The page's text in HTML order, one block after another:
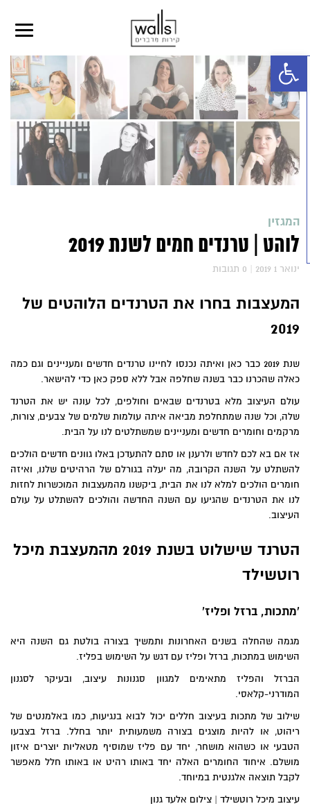
פתח סרגל נגישות
המגזין
לוהט | טרנדים חמים לשנת 2019
2019 ינואר 1 |
0תגובות
המעצבות בחרו את הטרנדים הלוהטים של
2019
שנת 2019 כבר כאן ואיתה נכנסו לחיינו טרנדים חדשים ומעניינים וגם כמה
כאלה שהכרנו כבר בשנה שחלפה אבל ללא ספק כאן כדי להישאר.
עולם העיצוב מלא בטרנדים שבאים וחולפים, לכל עונה יש את הטרנד
שלה, וכל שנה שמתחלפת מביאה איתה עולמות שלמים של צבעים, צורות,
מרקמים וחומרים חדשים ומעניינים שמשתלטים לנו על הבית.
אז אם בא לכם לחדש ולרענן או סתם להתעדכן באלו גוונים חדשים הולכים
להשתלט על השנה הקרובה, מה יעלה בגורלם של הרהיטים שלנו, ואיזה
חומרים הולכים למלא לנו את הבית, ביקשנו מהמעצבות המוכשרות לחזות
לנו את הטרנדים שהגיעו עם השנה החדשה והולכים להשתלט על עולם
העיצוב.
הטרנד שישלוט בשנת 2019 מהמעצבת מיכל
רוטשילד
'מתכות, ברזל ופליז'
מגמה שהחלה בשנים האחרונות ותמשיך בצורה בולטת גם השנה היא
השימוש במתכות, ברזל ופליז עם דגש על השימוש בפליז.
הברזל והפליז מתאימים למגוון סגנונות עיצוב, ובעיקר לסגנון
המודרני-קלאסי.
שילוב של מתכות בעיצוב חללים יכול לבוא בנגיעות, כמו באלמנטים של
ריהוט, או להיות מוצגים בצורה משמעותית יותר בחלל. ברזל בצבעו
הטבעי או כשהוא מושחר, יחד עם פליז שמוסיף מטאליות יוצרים איזון
מושלם. איחוד החומרים האלה יחד באותו רהיט או באותו חלל מאפשר
לקבל תוצאה אלגנטית במיוחד.
עיצוב מיכל רוטשילד | צילום אלעד גנון